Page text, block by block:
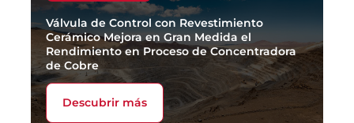
Válvula de Control con Revestimiento
Cerámico Mejora en Gran Medida el
Rendimiento en Proceso de Concentradora
de Cobre
Descubrir más